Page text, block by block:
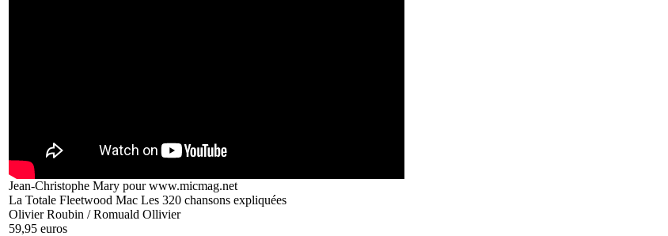
Jean-Christophe Mary pour www.micmag.net
La Totale Fleetwood Mac Les 320 chansons expliquées
Olivier Roubin / Romuald Ollivier
59,95 euros